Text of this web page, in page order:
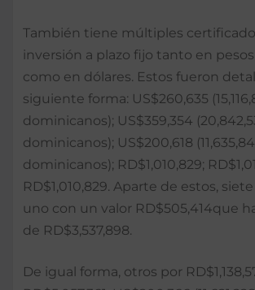
También tiene múltiples
inversión a plazo fijo tanto en
como en dólares. Estos fueron
siguiente forma: US$260,635
dominicanos); US$359,354
dominicanos); US$200,618
dominicanos); RD$1,010,829;
RD$1,010,829. Aparte de estos,
uno con un valor RD$505,414que
de RD$3,537,898.
De igual forma, otros por